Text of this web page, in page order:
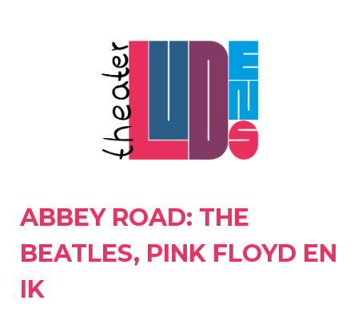
ABBEY ROAD: THE
BEATLES, PINK FLOYD EN
IK